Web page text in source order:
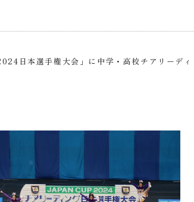
日本選手権大会」に中学・高校チアリーディ